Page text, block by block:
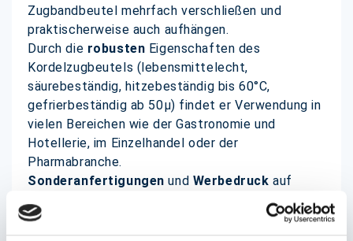
Zugbandbeutel mehrfach verschließen und
praktischerweise auch aufhängen.
Durch die robusten Eigenschaften des
Kordelzugbeutels (lebensmittelecht,
säurebeständig, hitzebeständig bis 60°C,
gefrierbeständig ab 50µ) findet er Verwendung in
vielen Bereichen wie der Gastronomie und
Hotellerie, im Einzelhandel oder der
Pharmabranche.
Sonderanfertigungen und Werbedruck auf